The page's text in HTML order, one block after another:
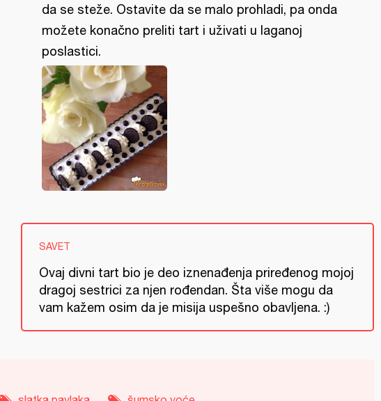
da se steže. Ostavite da se malo prohladi, pa onda
možete konačno preliti tart i uživati u laganoj
poslastici.
SAVET
Ovaj divni tart bio je deo iznenađenja priređenog mojoj
dragoj sestrici za njen rođendan. Šta više mogu da
vam kažem osim da je misija uspešno obavljena. :)